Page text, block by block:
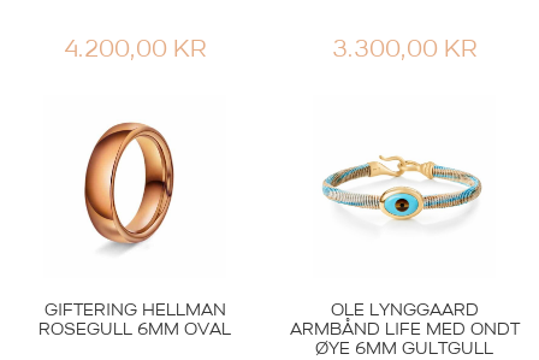
4.200,00 KR 3.300,00 KR
GIFTERING HELLMAN
ROSEGULL 6MM OVAL
OLE LYNGGAARD
ARMBÅND LIFE MED ONDT
ØYE 6MM GULTGULL